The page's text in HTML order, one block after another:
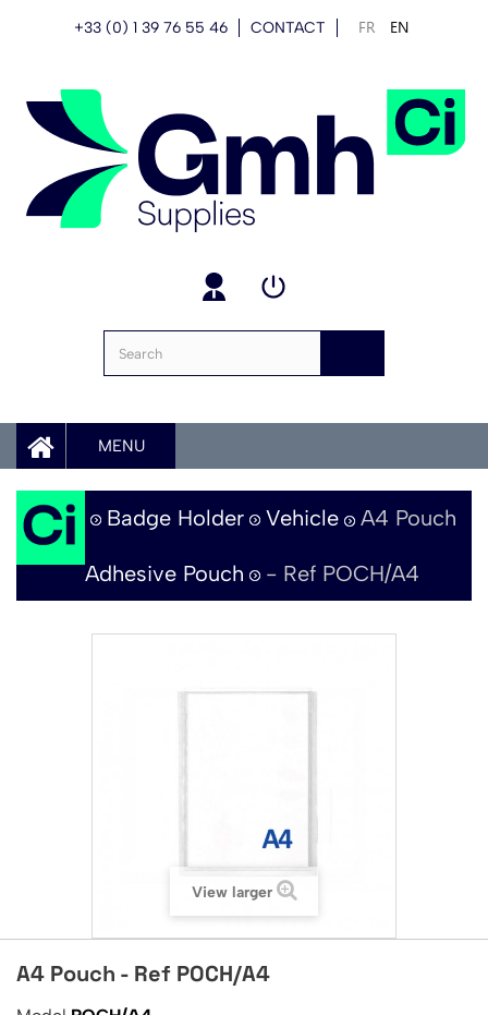
+33 (0) 1 39 76 55 46 CONTACT FR EN
MENU
Badge Holder Vehicle
Adhesive Pouch
A4 Pouch
- Ref POCH/A4
View larger
A4 Pouch - Ref POCH/A4